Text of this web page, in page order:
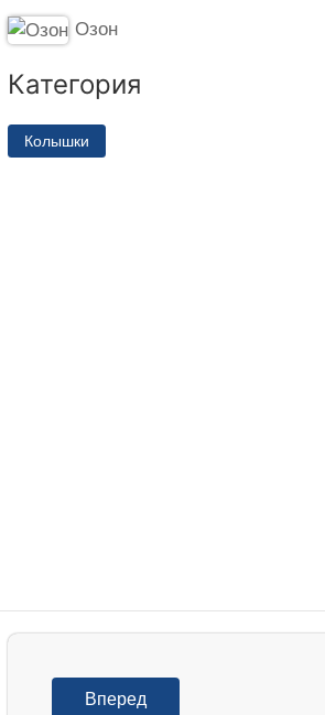
Озон
Категория
Колышки
Вперед